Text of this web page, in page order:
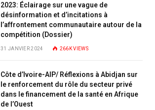
2023: Éclairage sur une vague de
désinformation et d’incitations à
l’affrontement communautaire autour de la
compétition (Dossier)
31 JANVIER 2024 266KVIEWS
Côte d’Ivoire-AIP/ Réflexions à Abidjan sur
le renforcement du rôle du secteur privé
dans le financement de la santé en Afrique
de l’Ouest